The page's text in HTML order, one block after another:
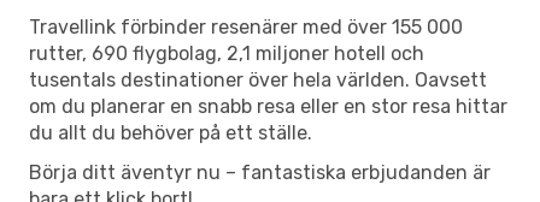
Travellink förbinder resenärer med över 155 000
rutter, 690 flygbolag, 2,1 miljoner hotell och
tusentals destinationer över hela världen. Oavsett
om du planerar en snabb resa eller en stor resa hittar
du allt du behöver på ett ställe.
Börja ditt äventyr nu – fantastiska erbjudanden är